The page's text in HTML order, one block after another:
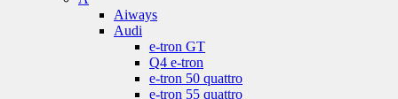
Aiways
Audi
e-tron GT
Q4 e-tron
e-tron 50 quattro
e-tron 55 quattro